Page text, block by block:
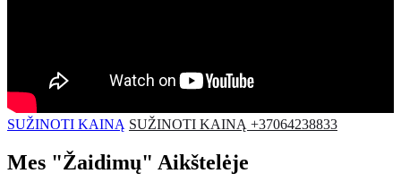
SUŽINOTI KAINĄ SUŽINOTI KAINĄ +37064238833
Mes "Žaidimų" Aikštelėje